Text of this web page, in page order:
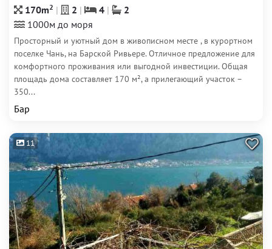
170m2 2 4
2
1000м до моря
Просторный и уютный дом в живописном месте , в курортном
поселке Чань, на Барской Ривьере. Отличное предложение для
комфортного проживания или выгодной инвестиции. Общая
площадь дома составляет 170 м², а прилегающий участок –
350...
Бар
11